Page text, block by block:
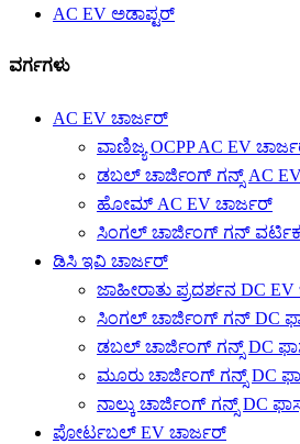
AC EV ಅಡಾಪ್ಟರ್
ವರ್ಗಗಳು
AC EV ಚಾರ್ಜರ್
ವಾಣಿಜ್ಯ OCPP AC EV
ಡಬಲ್ ಚಾರ್ಜಿಂಗ್ ಗನ್ಸ್ AC
ಹೋಮ್ AC EV ಚಾರ್ಜರ್
ಸಿಂಗಲ್ ಚಾರ್ಜಿಂಗ್ ಗನ್
ಡಿಸಿ ಇವಿ ಚಾರ್ಜರ್
ಜಾಹೀರಾತು ಪ್ರದರ್ಶನ DC
ಸಿಂಗಲ್ ಚಾರ್ಜಿಂಗ್ ಗನ್ DC
ಡಬಲ್ ಚಾರ್ಜಿಂಗ್ ಗನ್ಸ್ DC
ಮೂರು ಚಾರ್ಜಿಂಗ್ ಗನ್ಸ್ DC
ನಾಲ್ಕು ಚಾರ್ಜಿಂಗ್ ಗನ್ಸ್ DC
ಪೋರ್ಟಬಲ್ EV ಚಾರ್ಜರ್